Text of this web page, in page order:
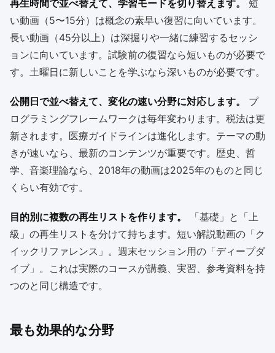
再生時間で並べ替えて、学習モードを切り替えます。
短
い動画（5〜15分）は概念の素早い復習に向いています。
長い動画（45分以上）は深掘りや一緒に練習するセッシ
ョンに向いています。試験前の復習なら短いものが必要で
す。土曜日に新しいことを学ぶなら深いものが必要です。
公開日で並べ替えて、変化の速い分野に対応します。
プ
ログラミングフレームワークは毎年変わります。税法は更
新されます。医療ガイドラインは進化します。テーマの動
きが速いなら、最新のコンテンツが重要です。歴史、哲
学、音楽理論なら、2018年の動画は2025年のものと同じ
くらい有効です。
目的別に複数の再生リストを作ります。
「基礎」と「上
級」の再生リストを分けて持ちます。短い解説動画の「ク
イックリファレンス」。週末セッション用の「ディープダ
イブ」。これは実際のコースが講義、実習、参考資料を持
つのと同じ構造です。
最も効果的な分野